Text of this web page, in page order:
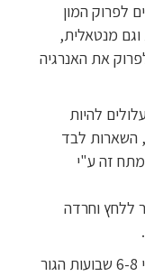
לפרוק המון
וגם מנטאלית,
את האנרגיה
להיות
השארות לבד
זה ע"י
ללחץ וחרדה
בין גילאי 6-8 שבועות הגור